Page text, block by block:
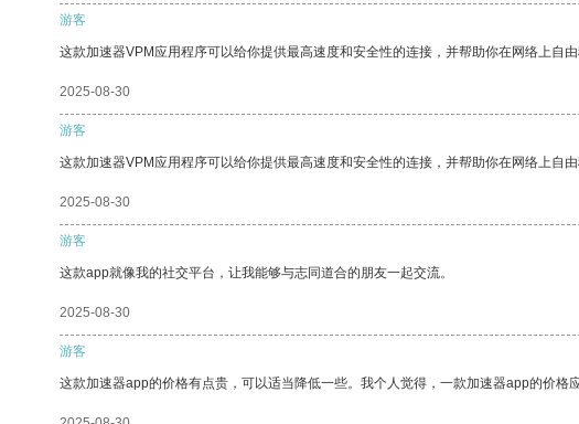
游客
这款加速器VPM应用程序可以给你提供最高速度和安全性的连接，并帮助你在网络上自由
2025-08-30
游客
这款加速器VPM应用程序可以给你提供最高速度和安全性的连接，并帮助你在网络上自由
2025-08-30
游客
这款app就像我的社交平台，让我能够与志同道合的朋友一起交流。
2025-08-30
游客
这款加速器app的价格有点贵，可以适当降低一些。我个人觉得，一款加速器app的价格